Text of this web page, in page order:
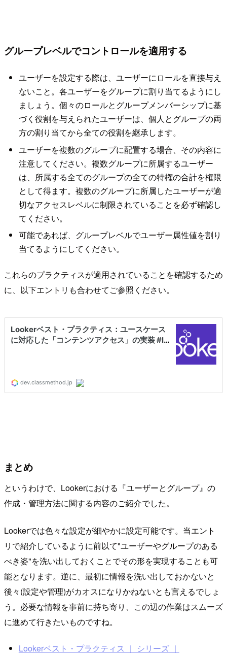
グループレベルでコントロールを適用する
ユーザーを設定する際は、ユーザーにロールを直接与え
ないこと。各ユーザーをグループに割り当てるようにし
ましょう。個々のロールとグループメンバーシップに基
づく役割を与えられたユーザーは、個人とグループの両
方の割り当てから全ての役割を継承します。
ユーザーを複数のグループに配置する場合、その内容に
注意してください。複数グループに所属するユーザー
は、所属する全てのグループの全ての特権の合計を権限
として得ます。複数のグループに所属したユーザーが適
切なアクセスレベルに制限されていることを必ず確認し
てください。
可能であれば、グループレベルでユーザー属性値を割り
当てるようにしてください。
これらのプラクティスが適用されていることを確認するため
に、以下エントリも合わせてご参照ください。
まとめ
というわけで、Lookerにおける『ユーザーとグループ』の
作成・管理方法に関する内容のご紹介でした。
Lookerでは色々な設定が細やかに設定可能です。当エント
リで紹介しているように前以て"ユーザーやグループのある
べき姿"を洗い出しておくことでその形を実現することも可
能となります。逆に、最初に情報を洗い出しておかないと
後々(設定や管理)がカオスになりかねないとも言えるでしょ
う。必要な情報を事前に持ち寄り、この辺の作業はスムーズ
に進めて行きたいものですね。
Lookerベスト・プラクティス ｜ シリーズ ｜